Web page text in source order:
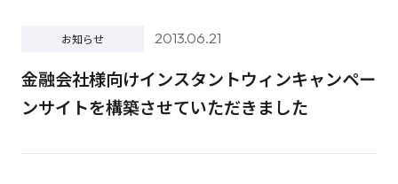
お知らせ 2013.06.21
金融会社様向けインスタントウィンキャンペー
ンサイトを構築させていただきました